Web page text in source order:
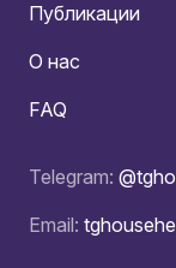
Telegram:
Email:
Публикации
О нас
FAQ